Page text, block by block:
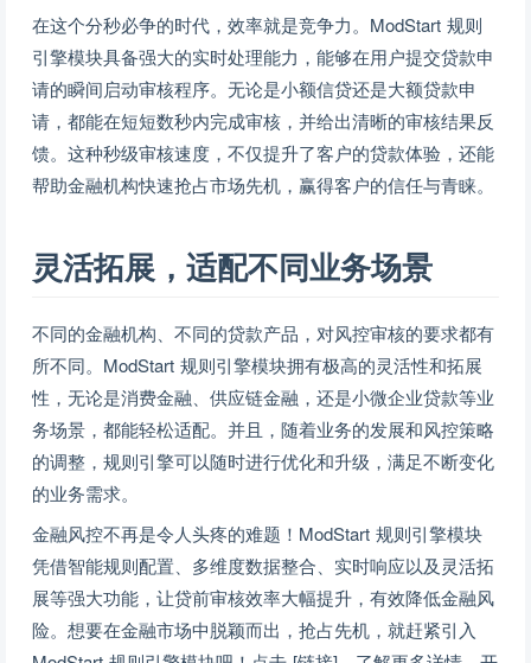
在这个分秒必争的时代，效率就是竞争力。ModStart 规则
引擎模块具备强大的实时处理能力，能够在用户提交贷款申
请的瞬间启动审核程序。无论是小额信贷还是大额贷款申
请，都能在短短数秒内完成审核，并给出清晰的审核结果反
馈。这种秒级审核速度，不仅提升了客户的贷款体验，还能
帮助金融机构快速抢占市场先机，赢得客户的信任与青睐。
灵活拓展，适配不同业务场景
不同的金融机构、不同的贷款产品，对风控审核的要求都有
所不同。ModStart 规则引擎模块拥有极高的灵活性和拓展
性，无论是消费金融、供应链金融，还是小微企业贷款等业
务场景，都能轻松适配。并且，随着业务的发展和风控策略
的调整，规则引擎可以随时进行优化和升级，满足不断变化
的业务需求。
金融风控不再是令人头疼的难题！ModStart 规则引擎模块
凭借智能规则配置、多维度数据整合、实时响应以及灵活拓
展等强大功能，让贷前审核效率大幅提升，有效降低金融风
险。想要在金融市场中脱颖而出，抢占先机，就赶紧引入